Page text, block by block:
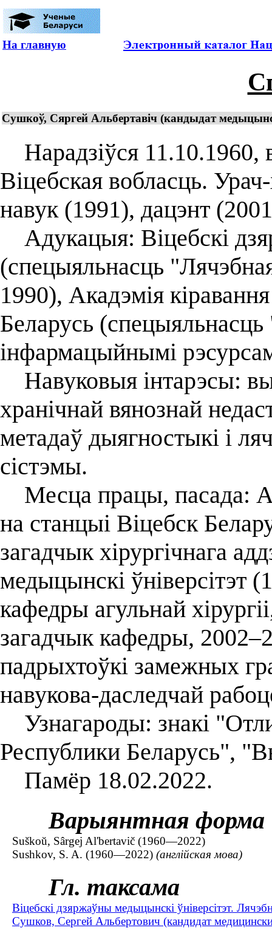
На главную
Сушкоў, Сяргей Альбертавіч (кандыдат
Нарадзіўся 11.10.1960,
Віцебская вобласць.
навук (1991), дацэнт
Адукацыя: Віцебскі
(спецыяльнасць
1990), Акадэмія
Беларусь
інфармацыйнымі
Навуковыя інтарэсы:
хранічнай вянознай
метадаў дыягностыкі і
сістэмы.
Месца працы, пасада:
на станцыі Віцебск
загадчык хірургічнага
медыцынскі ўніверсітэт
кафедры агульнай
загадчык кафедры,
падрыхтоўкі замежных
навукова-даследчай
Узнагароды: знакі
Республики Беларусь",
Памёр 18.02.2022.
Варыянтная форма
Suškoŭ, Sârgej Al'bertavič (1960—2022)
Sushkov, S. A. (1960—2022) (англійская мова)
Гл. таксама
Віцебскі дзяржаўны медыцынскі ўніверсітэт.
Сушков, Сергей Альбертович (кандидат